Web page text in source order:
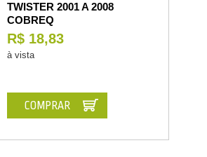
TWISTER 2001 A 2008
COBREQ
R$ 18,83
à vista
COMPRAR